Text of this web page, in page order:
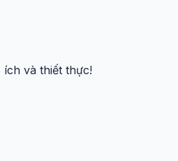
ích và thiết thực!